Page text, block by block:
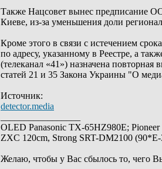
Также Нацсовет вынес предписание
Киеве, из-за уменьшения доли
Кроме этого в связи с истечением
по адресу, указанному в Реестре, а
(телеканал «41») назначена повторная
статей 21 и 35 Закона Украины "О
Источник:
detector.media
OLED Panasonic TX-65HZ980E;
ZXC 120cm, Strong SRT-DM2100
Желаю, чтобы у Вас сбылось то, чего